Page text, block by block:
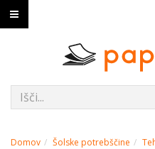
Domov Šolske potrebščine